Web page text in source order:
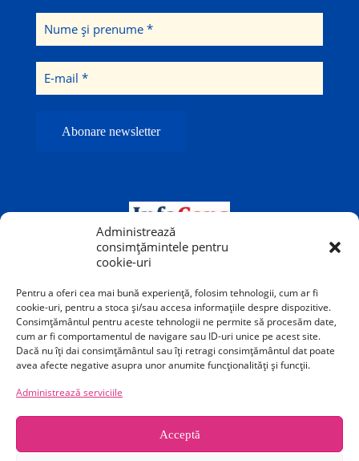
Administrează
consimțămintele pentru
cookie-uri
Pentru a oferi cea mai bună experiență, folosim tehnologii, cum ar fi
cookie-uri, pentru a stoca și/sau accesa informațiile despre dispozitive.
Consimțământul pentru aceste tehnologii ne permite să procesăm date,
cum ar fi comportamentul de navigare sau ID-uri unice pe acest site.
Dacă nu îți dai consimțământul sau îți retragi consimțământul dat poate
avea afecte negative asupra unor anumite funcționalități și funcții.
Administrează serviciile
Acceptă
subvenționată de Primăria Municipiului București.
Calea Victoriei 40-42, București, sector 1, România